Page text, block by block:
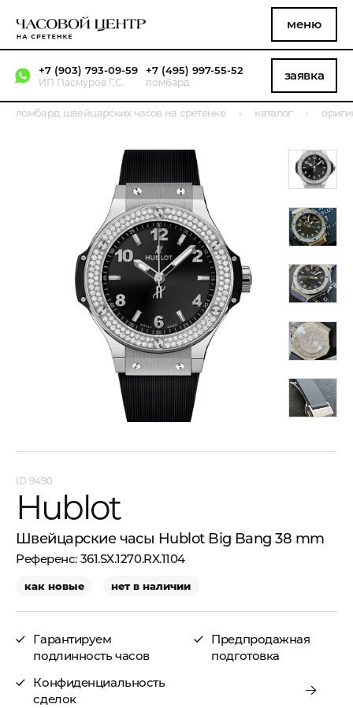
меню
+7 (903) 793-09-59
ИП Пасмуров Г.С.
+7 (495) 997-55-52
ломбард заявка
ломбард швейцарских часов на сретенке каталог
9490
Hublot
Швейцарские часы Hublot Big Bang 38 mm
361.SX.1270.RX.1104
как новые нет в наличии
Гарантируем
подлинность часов
Конфиденциальность
сделок
Предпродажная
подготовка